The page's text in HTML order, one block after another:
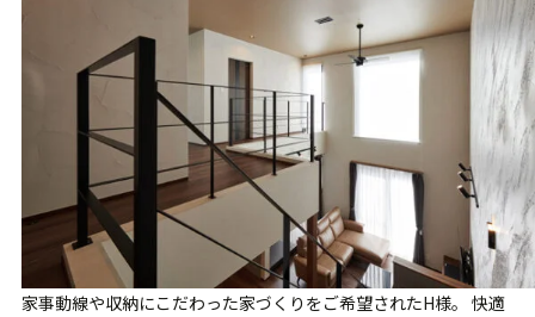
家事動線や収納にこだわった家づくりをご希望されたH様。 快適